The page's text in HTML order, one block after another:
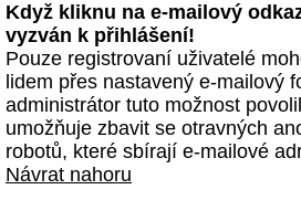
Když kliknu na e-mailový
vyzván k přihlášení!
Pouze registrovaní uživatelé
lidem přes nastavený e-mailový
administrátor tuto možnost
umožňuje zbavit se otravných
robotů, které sbírají e-mailové
Návrat nahoru